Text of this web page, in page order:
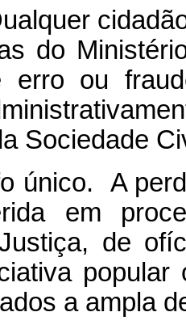
do
erro ou
Sociedade
A perda
em
de
a ampla